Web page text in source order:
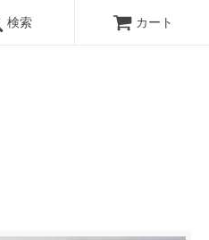
検索 カート